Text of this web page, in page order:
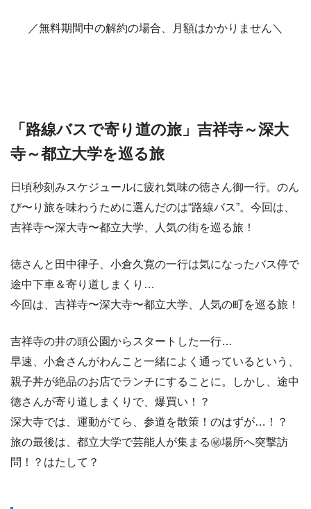
／無料期間中の解約の場合、月額はかかりません＼
「路線バスで寄り道の旅」吉祥寺～深大
寺～都立大学を巡る旅
日頃秒刻みスケジュールに疲れ気味の徳さん御一行。のん
び〜り旅を味わうために選んだのは“路線バス”。今回は、
吉祥寺〜深大寺〜都立大学、人気の街を巡る旅！
徳さんと田中律子、小倉久寛の一行は気になったバス停で
途中下車＆寄り道しまくり…
今回は、吉祥寺〜深大寺〜都立大学、人気の町を巡る旅！
吉祥寺の井の頭公園からスタートした一行…
早速、小倉さんがわんこと一緒によく通っているという、
親子丼が絶品のお店でランチにすることに。しかし、途中
徳さんが寄り道しまくりで、爆買い！？
深大寺では、運動がてら、参道を散策！のはずが…！？
旅の最後は、都立大学で芸能人が集まる㊙場所へ突撃訪
問！？はたして？